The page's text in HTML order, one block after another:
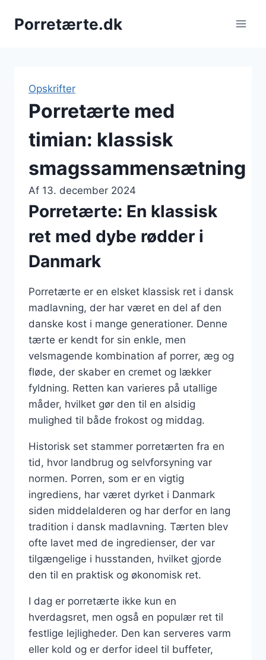
Porretærte.dk
Opskrifter
Porretærte med
timian: klassisk
smagssammensætning
Af 13. december 2024
Porretærte: En klassisk
ret med dybe rødder i
Danmark
Porretærte er en elsket klassisk ret i dansk
madlavning, der har været en del af den
danske kost i mange generationer. Denne
tærte er kendt for sin enkle, men
velsmagende kombination af porrer, æg og
fløde, der skaber en cremet og lækker
fyldning. Retten kan varieres på utallige
måder, hvilket gør den til en alsidig
mulighed til både frokost og middag.
Historisk set stammer porretærten fra en
tid, hvor landbrug og selvforsyning var
normen. Porren, som er en vigtig
ingrediens, har været dyrket i Danmark
siden middelalderen og har derfor en lang
tradition i dansk madlavning. Tærten blev
ofte lavet med de ingredienser, der var
tilgængelige i husstanden, hvilket gjorde
den til en praktisk og økonomisk ret.
I dag er porretærte ikke kun en
hverdagsret, men også en populær ret til
festlige lejligheder. Den kan serveres varm
eller kold og er derfor ideel til buffeter,